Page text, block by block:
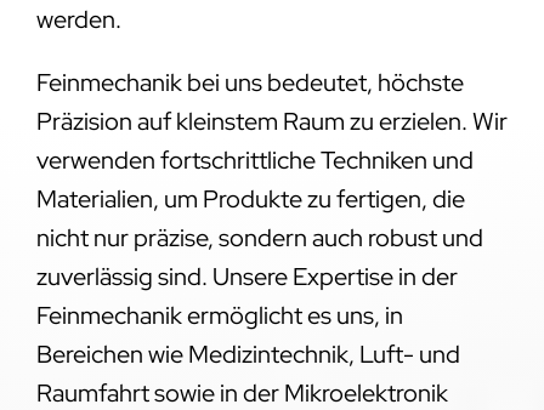
werden.
Feinmechanik bei uns bedeutet, höchste
Präzision auf kleinstem Raum zu erzielen. Wir
verwenden fortschrittliche Techniken und
Materialien, um Produkte zu fertigen, die
nicht nur präzise, sondern auch robust und
zuverlässig sind. Unsere Expertise in der
Feinmechanik ermöglicht es uns, in
Bereichen wie Medizintechnik, Luft- und
Raumfahrt sowie in der Mikroelektronik